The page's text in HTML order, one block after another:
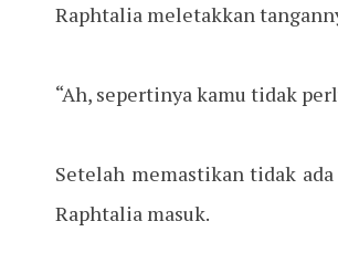
Raphtalia meletakkan
“Ah, sepertinya kamu tidak
Setelah memastikan tidak
Raphtalia masuk.